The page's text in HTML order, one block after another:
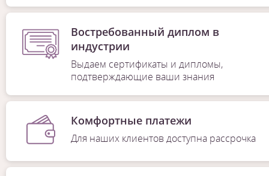
Востребованный диплом в
индустрии
Выдаем сертификаты и дипломы,
подтверждающие ваши знания
Комфортные платежи
Для наших клиентов доступна рассрочка